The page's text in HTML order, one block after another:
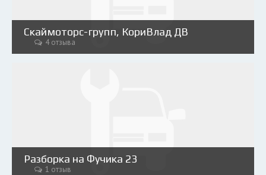
Скаймоторс-групп, КориВлад ДВ
4 отзыва
Разборка на Фучика 23
1 отзыв